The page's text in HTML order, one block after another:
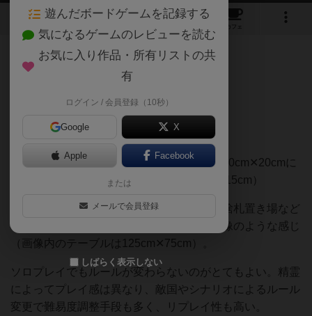
8 2 30
カフェ
1014名 2名 0 5年以上前
必要なスペースについて。
侵略者ボードは32cm✕29cm
プレイヤー人数ごとに置かれる島ボード（30cm✕20cmに
収まる平行四辺形）と精霊ボード（23cm✕15cm）
その他、三種類の山札とサプライ置き場、捨札置き場など
のスペースが必要になる。四人プレイは画像のような感じ
（画像内のテーブルは125cm✕75cm）。
ソロプレイでもルールが変わらないのがとてもよい。精霊
によってプレイ感は異なり、敵国やシナリオによるルール
変更で難易度調整手段も多く、リプレイ性も高い。
遊んだボードゲームを記録する
気になるゲームのレビューを読む
お気に入り作品・所有リストの共
有
ログイン / 会員登録（10秒）
Google X
Apple Facebook
または
メールで会員登録
しばらく表示しない